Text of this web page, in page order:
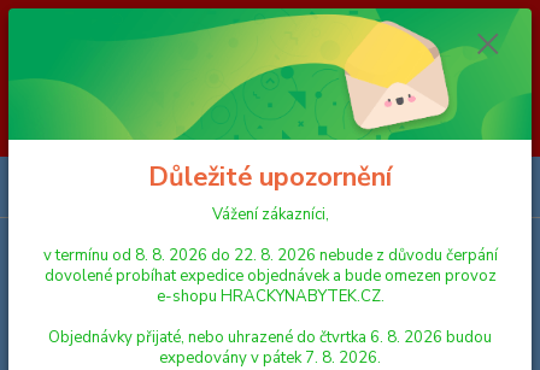
Vážení zákazníci, v termínu od 8. 8. 2026 do 23. 8. 2026 nebude z
důvodu čerpání dovolené probíhat expedice objednávek a bude omezen
provoz e-shopu HRACKYNABYTEK.CZ. Objednávky přijaté, nebo
uhrazené do čtvrtka 6. 8. 2026 budou expedovány v pátek 7. 8. 2026.
Objednávky přijaté, nebo uhrazené od pátku 7. 8. 2026 do neděle 23. 8.
2026 budou postupně expedovány od pondělí 24. 8. 2026. Děkujeme za
pochopení HRACKYNABYTEK.CZ
Menu
Hledat
Důležité upozornění
Vážení zákazníci,
v termínu od 8. 8. 2026 do 22. 8. 2026 nebude z důvodu čerpání
dovolené probíhat expedice objednávek a bude omezen provoz
e-shopu HRACKYNABYTEK.CZ.
Objednávky přijaté, nebo uhrazené do čtvrtka 6. 8. 2026 budou
expedovány v pátek 7. 8. 2026.